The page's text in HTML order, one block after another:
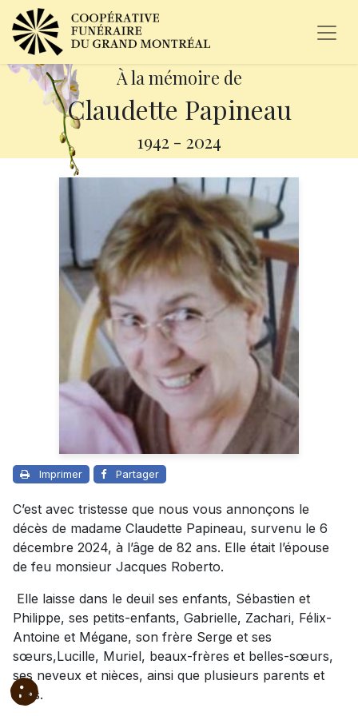
À la mémoire de
Claudette Papineau
1942 - 2024
Imprimer Partager
C’est avec tristesse que nous vous annonçons le
décès de madame Claudette Papineau, survenu le 6
décembre 2024, à l’âge de 82 ans. Elle était l’épouse
de feu monsieur Jacques Roberto.
Elle laisse dans le deuil ses enfants, Sébastien et
Philippe, ses petits-enfants, Gabrielle, Zachari, Félix-
Antoine et Mégane, son frère Serge et ses
sœurs,Lucille, Muriel, beaux-frères et belles-sœurs,
ses neveux et nièces, ainsi que plusieurs parents et
amis.